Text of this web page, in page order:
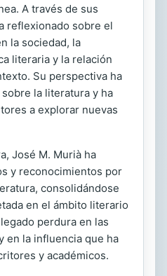
A través de sus
reflexionado sobre el
la sociedad, la
literaria y la relación
Su perspectiva ha
la literatura y ha
a explorar nuevas
José M. Murià ha
y reconocimientos por
consolidándose
en el ámbito literario
perdura en las
en la influencia que ha
y académicos.